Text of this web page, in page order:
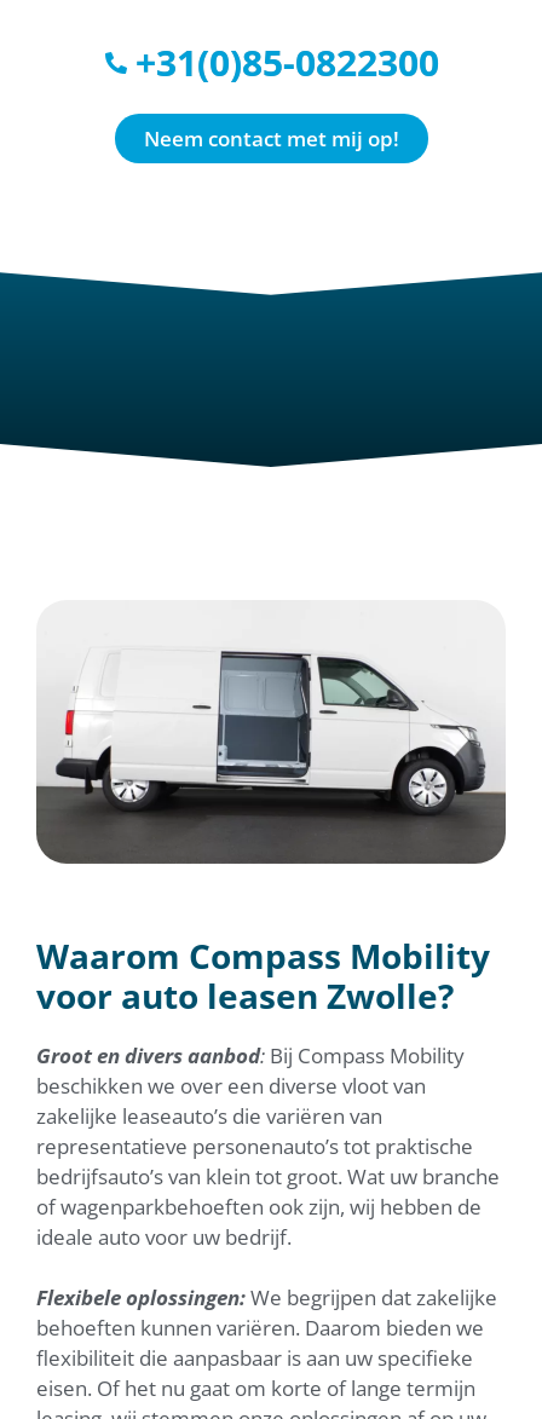
+31(0)85-0822300
Neem contact met mij op!
Waarom Compass Mobility
voor auto leasen Zwolle?
Groot en divers aanbod: Bij Compass Mobility
beschikken we over een diverse vloot van
zakelijke leaseauto’s die variëren van
representatieve personenauto’s tot praktische
bedrijfsauto’s van klein tot groot. Wat uw branche
of wagenparkbehoeften ook zijn, wij hebben de
ideale auto voor uw bedrijf.
Flexibele oplossingen:We begrijpen dat zakelijke
behoeften kunnen variëren. Daarom bieden we
flexibiliteit die aanpasbaar is aan uw specifieke
eisen. Of het nu gaat om korte of lange termijn